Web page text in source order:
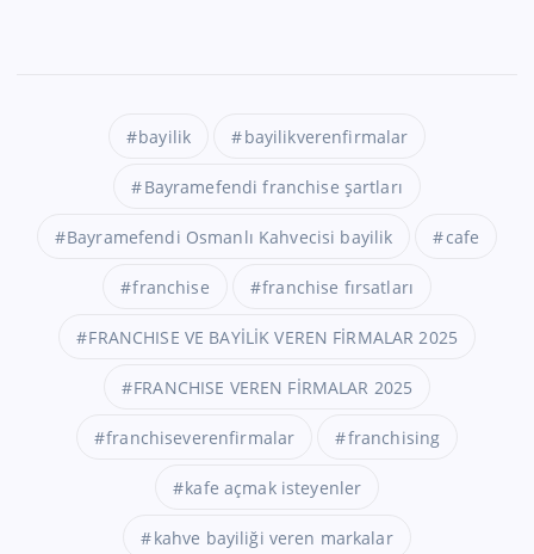
bayilik bayilikverenfirmalar
Bayramefendi franchise şartları
Bayramefendi Osmanlı Kahvecisi bayilik cafe
franchise franchise fırsatları
FRANCHISE VE BAYİLİK VEREN FİRMALAR 2025
FRANCHISE VEREN FİRMALAR 2025
franchiseverenfirmalar franchising
kafe açmak isteyenler
kahve bayiliği veren markalar